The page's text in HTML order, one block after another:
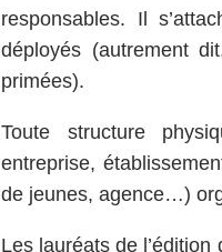
responsables. Il
déployés (autrement
primées).
Toute structure
entreprise,
de jeunes, agence…)
Les lauréats de